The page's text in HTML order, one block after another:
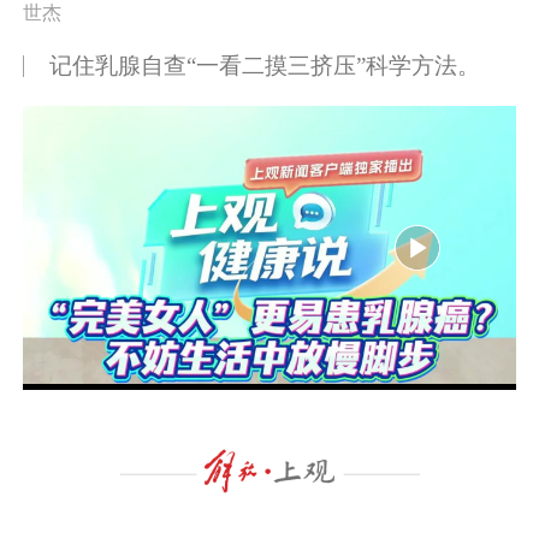
世杰
记住乳腺自查“一看二摸三挤压”科学方法。